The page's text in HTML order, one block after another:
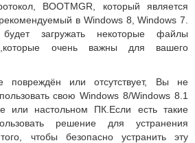
BOOTMGR, который является
в Windows 8, Windows 7.
загружать некоторые файлы
очень важны для вашего
повреждён или отсутствует, Вы не
свою Windows 8/Windows 8.1
или настольном ПК.Если есть такие
решение для устранения
чтобы безопасно устранить эту